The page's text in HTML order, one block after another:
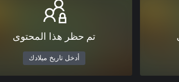
تم حظر هذا المحتوى
أدخل تاريخ ميلادك